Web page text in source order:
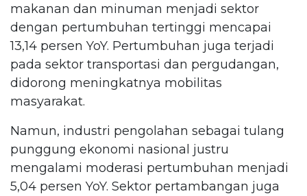
makanan dan minuman menjadi sektor
dengan pertumbuhan tertinggi mencapai
13,14 persen YoY. Pertumbuhan juga terjadi
pada sektor transportasi dan pergudangan,
didorong meningkatnya mobilitas
masyarakat.
Namun, industri pengolahan sebagai tulang
punggung ekonomi nasional justru
mengalami moderasi pertumbuhan menjadi
5,04 persen YoY. Sektor pertambangan juga